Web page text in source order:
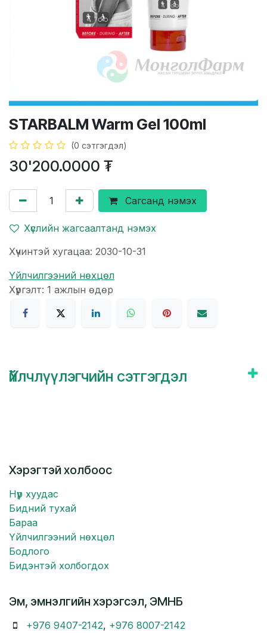
STARBALM Warm Gel 100ml
(0 сэтгэгдэл)
30'200.0000 ₮
Сагсанд нэмэх
Хүслийн жагсаалтанд нэмэх
Хүчинтэй хугацаа: 2030-10-31
Үйлчилгээний нөхцөл
Хүргэлт: 1 ажлын өдөр
Үйлчлүүлэгчийн сэтгэгдэл
Хэрэгтэй холбоос
Нүүр хуудас
Бидний тухай
Бараа
Үйлчилгээний нөхцөл
Бодлого
Бидэнтэй холбогдох
Эм, эмнэлгийн хэрэгсэл, ЭМНБ
+976 9407-2142, +976 8007-2142